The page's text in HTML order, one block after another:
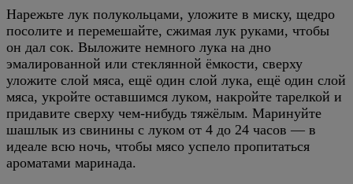
Нарежьте лук полукольцами, уложите в миску, щедро
посолите и перемешайте, сжимая лук руками, чтобы
он дал сок. Выложите немного лука на дно
эмалированной или стеклянной ёмкости, сверху
уложите слой мяса, ещё один слой лука, ещё один слой
мяса, укройте оставшимся луком, накройте тарелкой и
придавите сверху чем-нибудь тяжёлым. Маринуйте
шашлык из свинины с луком от 4 до 24 часов — в
идеале всю ночь, чтобы мясо успело пропитаться
ароматами маринада.